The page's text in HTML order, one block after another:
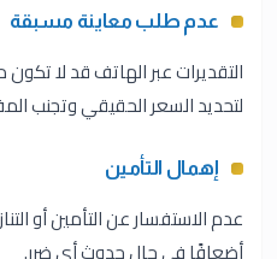
عدم طلب معاينة مسبقة
التقديرات عبر الهاتف قد لا تكون
لتحديد السعر الحقيقي وتجنب
إهمال التأمين
عدم الاستفسار عن التأمين أو